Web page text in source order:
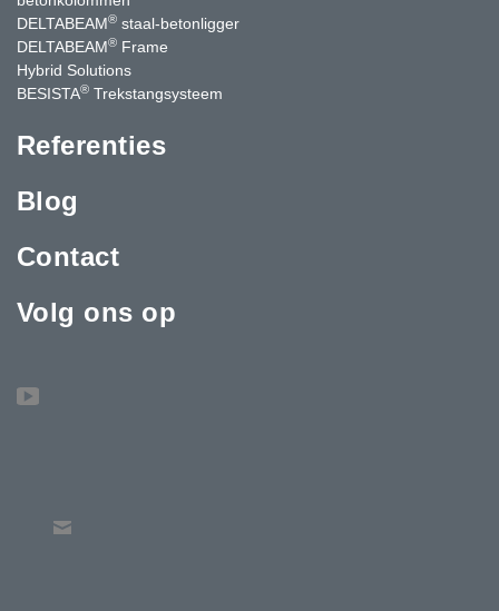
DELTABEAM® staal-betonligger
DELTABEAM® Frame
Hybrid Solutions
BESISTA® Trekstangsysteem
Referenties
Blog
Contact
Volg ons op